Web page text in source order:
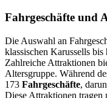
Fahrgeschäfte und
Die Auswahl an
klassischen Karussells
Zahlreiche Attraktionen
Altersgruppe. Während
173 Fahrgeschäfte,
Diese Attraktionen tragen